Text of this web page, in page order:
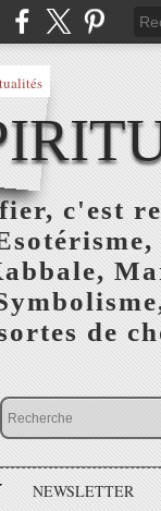
c'est
de
NEWSLETTER